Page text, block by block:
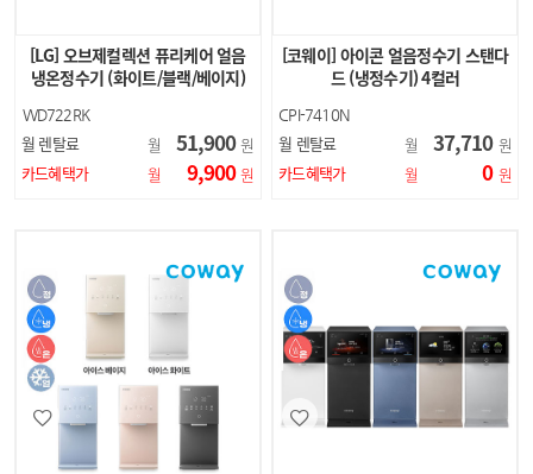
[LG] 오브제컬렉션 퓨리케어 얼음
냉온정수기 (화이트/블랙/베이지)
WD722RK
WD722RE
월 렌탈료 월 51,900 원
카드혜택가
월 9,900 원
[코웨이] 아이콘 얼음정수기 스탠다
드 (냉정수기) 4컬러
CPI-7410N
월 렌탈료 월 37,710 원
카드혜택가
월 0 원